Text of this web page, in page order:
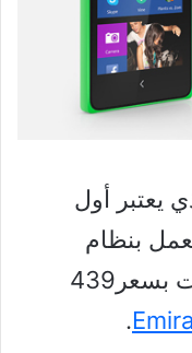
يعتبر أول
بنظام
التشغيل أندرويد، إلى الإمارات بسعر439
.